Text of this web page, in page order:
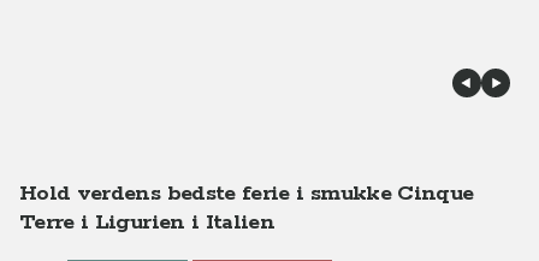
Hold verdens bedste ferie i smukke Cinque
Terre i Ligurien i Italien